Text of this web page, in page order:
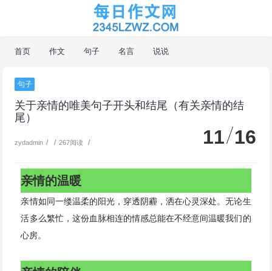
首页 作文 句子 名言 说说
句子
关于亲情的唯美句子开头和结尾（有关亲情的结
尾）
zydadmin / / 267阅读 / 11 16
亲情的温暖
亲情如同一缕温柔的阳光，穿透阴霾，洒在心灵深处。无论生
活多么繁忙，这份血脉相连的情感总能在不经意间温暖我们的
心房。